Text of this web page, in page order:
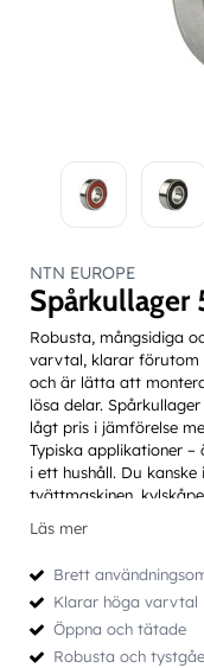
NTN EUROPE
Spårkullager
Robusta, mångsidiga
varvtal, klarar förutom
och är lätta att
lösa delar.
lågt pris i jämförelse
Typiska applikationer –
i ett hushåll. Du
tvättmaskinen,
kommer all användning i
Enradiga lager finns
engångsmordade och
underhållsfria.
Läs mer
Brett
Klarar höga varvtal
Öppna och tätade
Robusta och